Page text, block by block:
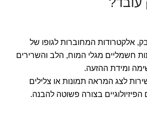
אלקטרודות המחוברות לגופו של
חשמליים מגלי המוח, הלב והשרירים
ומידת ההזעה.
לצג המראה תמונות או צלילים
הפיזיולוגיים בצורה פשוטה להבנה.